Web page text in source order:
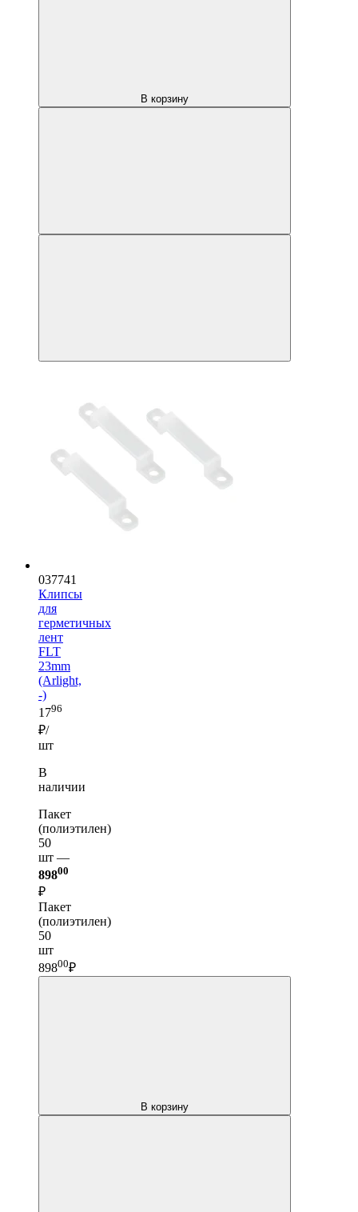
В корзину
037741
Клипсы
для
герметичных
лент
FLT
23mm
(Arlight,
-)
1796
₽/
шт
В
наличии
Пакет
(полиэтилен)
50
шт —
89800
₽
Пакет
(полиэтилен)
50
шт
89800₽
В корзину